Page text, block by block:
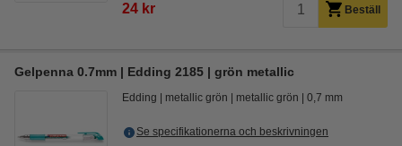
24 kr Beställ
Gelpenna 0.7mm | Edding 2185 | grön metallic
Edding metallic grön metallic grön 0,7 mm
Se specifikationerna och beskrivningen